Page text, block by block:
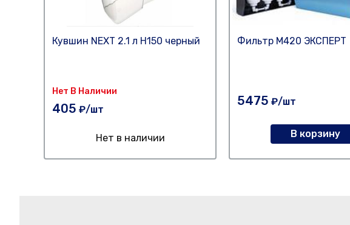
Кувшин NEXT 2.1 л Н150 черный
Нет В Наличии
405 ₽/шт
Нет в наличии
Фильтр М420 ЭКСПЕРТ
5475 ₽/шт
В корзину